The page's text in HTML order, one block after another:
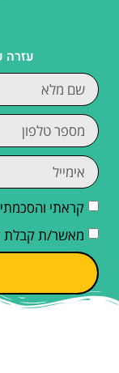
עזרה
קראתי
מאשר/ת קבלת